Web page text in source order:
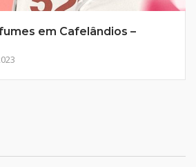
em Cafelândios –